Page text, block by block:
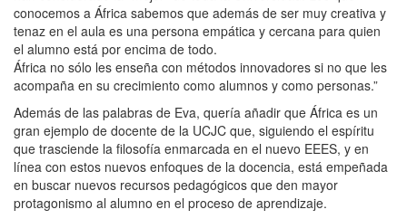
conocemos a África sabemos que además de ser muy creativa y
tenaz en el aula es una persona empática y cercana para quien
el alumno está por encima de todo.
África no sólo les enseña con métodos innovadores si no que les
acompaña en su crecimiento como alumnos y como personas.”
Además de las palabras de Eva, quería añadir que África es un
gran ejemplo de docente de la UCJC que, siguiendo el espíritu
que trasciende la filosofía enmarcada en el nuevo EEES, y en
línea con estos nuevos enfoques de la docencia, está empeñada
en buscar nuevos recursos pedagógicos que den mayor
protagonismo al alumno en el proceso de aprendizaje.